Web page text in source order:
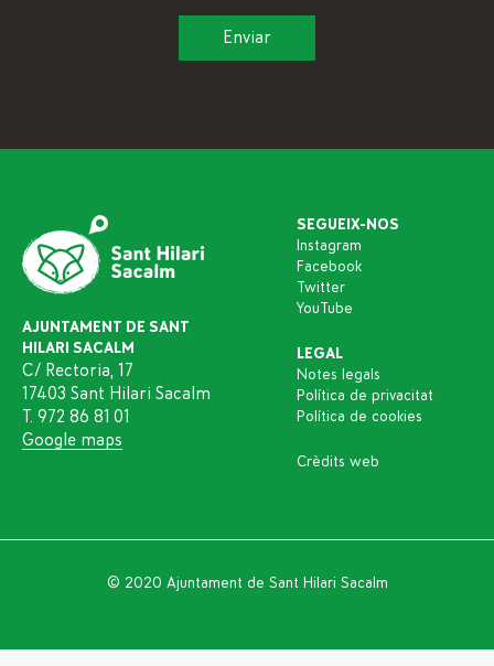
AJUNTAMENT DE SANT
HILARI SACALM
C/ Rectoria, 17
17403 Sant Hilari Sacalm
T. 972 86 81 01
Google maps
SEGUEIX-NOS
Instagram
Facebook
Twitter
YouTube
LEGAL
Notes legals
Política de privacitat
Política de cookies
Crèdits web
© 2020 Ajuntament de Sant Hilari Sacalm